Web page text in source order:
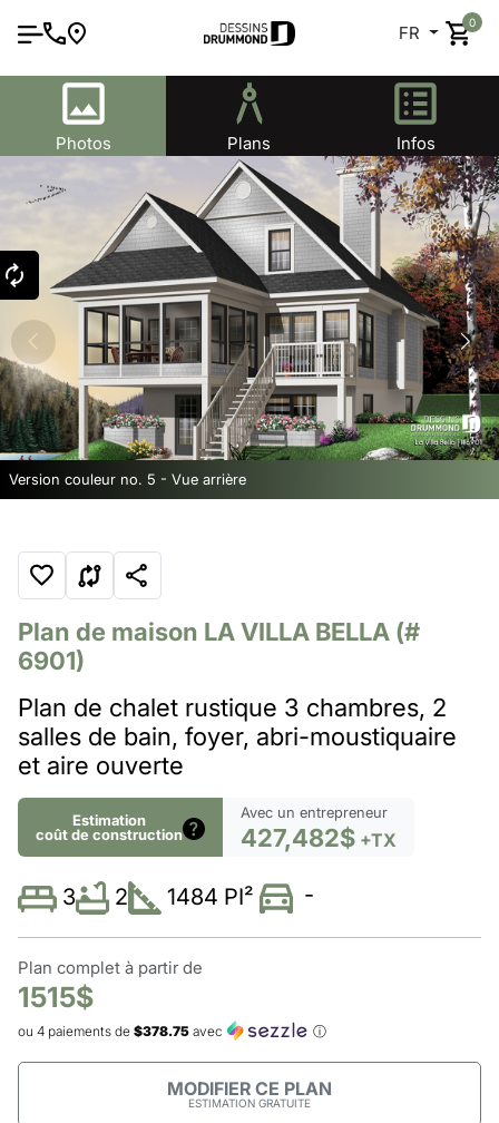
FR
0
Version couleur no. 5 - Vue arrière
Photos Plans Infos
Plan de maison LA VILLA BELLA (#
6901)
Plan de chalet rustique 3 chambres, 2
salles de bain, foyer, abri-moustiquaire
et aire ouverte
Estimation
coût de construction
Avec un entrepreneur
427,482$ +TX
3 2 1484 PI² -
Plan complet à partir de
1515$
ou 4 paiements de $378.75 avec ⓘ
MODIFIER CE PLAN
ESTIMATION GRATUITE